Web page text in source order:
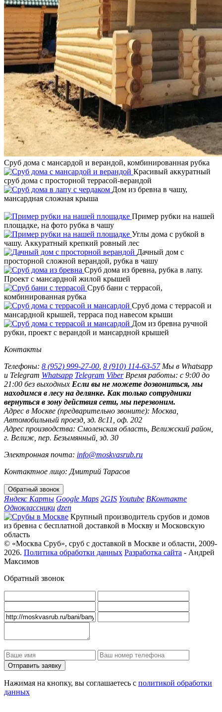
Сруб дома с мансардой и верандой, комбинированная рубка
Красивый аккуратный
сруб дома с просторной террасой-верандой
Дом из бревна в чашу,
мансардная сложная крыша
Пример рубки на нашей
площадке, на фото рубка в чашу
Углы дома с рубкой в
чашу. Аккуратный крепкий ровный лес
Дачный дом с
просторной сложной верандой, рубка в чашу
Сруб дома из бревна, рубка в лапу.
Проект с мансардной жилой крышей
Сруб бани с террасой,
комбинированная рубка
Сруб дома с террасой и
мансардной крышей, терраса под навесом крыши
Дом из бревна ручной
рубки, проект с верандой и мансардной крышей
Контакты
Телефоны: 8 (952) 999-27-00, 8 (910) 114-63-57 Мы в Whatsapp
и Telegram Whatsapp Telegram Viber Время работы: с 9:00 до
21:00 без выходных Если вы не можете дозвониться, мы
находимся в лесу на делянке. Как только сотрудники
вернуться в зону действия сети, мы перезвоним.
Адрес в Москве (предварительно звоните): Москва,
Автомобильный проезд, зд. 8с11, оф. 202
Адрес производства: Смоленская область, Велижский район,
г. Велиж, пер. Безымянный, зд. 30
Электронная почта: info@moskvasrub.ru
Контактное лицо: Дмитрий Тарасов
Яндекс Карты Google Maps 2GIS Youtube ВКонтакте
Одноклассники dzen
Крупный производитель срубов и домов
из бревна с бесплатной доставкой в Москву и Московскую
область
© «Москва Сруб», сруб с доставкой в Москве и области, 2009-
2026. Политика обработки данных Разработка сайта - Андрей
Максимов
Обратный звонок
Нажимая на кнопку, вы соглашаетесь с политикой обработки
данных